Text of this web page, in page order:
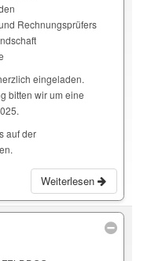
Rechnungsprüfers
eingeladen.
bitten wir um eine
auf der
Weiterlesen